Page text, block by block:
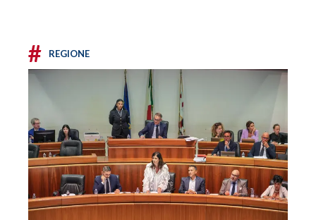
# REGIONE